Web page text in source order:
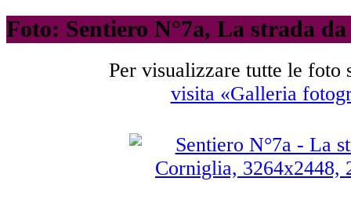
Foto: Sentiero N°7a, La strada
Per visualizzare tutte le foto
visita «Galleria